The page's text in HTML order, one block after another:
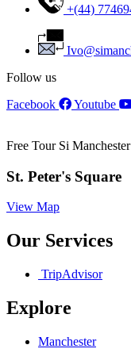
+(44)
Follow us
Facebook
Youtube
Free Tour Si Manchester
St. Peter's Square
View Map
Our Services
TripAdvisor
Explore
Manchester